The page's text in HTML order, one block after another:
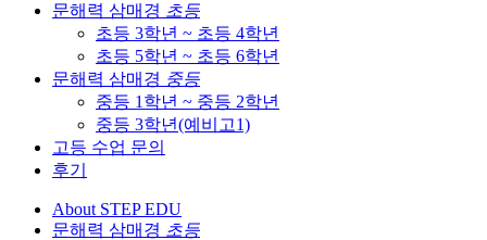
문해력 삼매경 초등
초등 3학년 ~ 초등 4학년
초등 5학년 ~ 초등 6학년
문해력 삼매경 중등
중등 1학년 ~ 중등 2학년
중등 3학년(예비고1)
고등 수업 문의
후기
About STEP EDU
문해력 삼매경 초등